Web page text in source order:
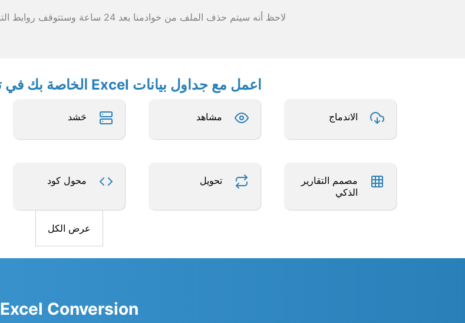
لاحظ أنه سيتم حذف الملف من خوادمنا بعد 24 ساعة وستتوقف روابط التنزيل عن العمل بعد هذه الفترة الزمنية.
اعمل مع جداول بيانات Excel الخاصة بك في تطبيقات مجانية أخرى
الاندماج مشاهد حَشد
مصمم التقارير
الذكي
تحويل محول كود
عرض الكل
Excel Conversion